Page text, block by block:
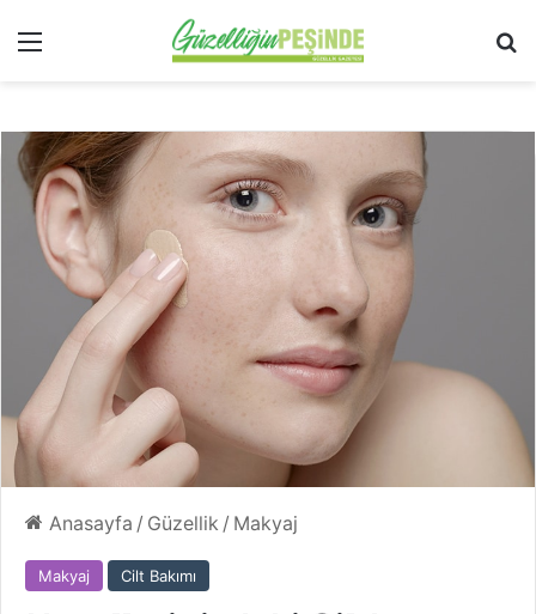
Menü
Anasayfa / Güzellik / Makyaj
Makyaj Cilt Bakımı